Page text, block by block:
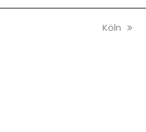
Nächster
Köln